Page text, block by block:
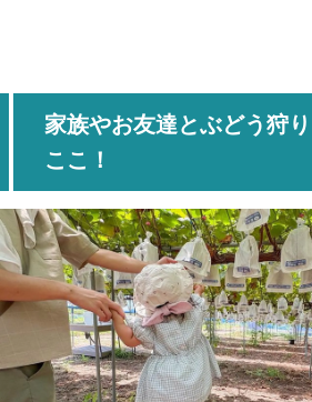
家族やお友達とぶどう狩
ここ！